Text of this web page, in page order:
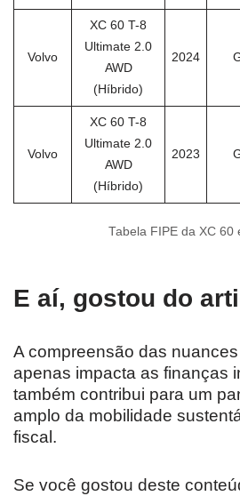
Volvo
XC 60 T-8
Ultimate 2.0
AWD
(Híbrido)
2024
Volvo
XC 60 T-8
Ultimate 2.0
AWD
(Híbrido)
2023
Tabela FIPE da XC 60
E aí, gostou do
A compreensão das
apenas impacta as finanças
também contribui para um
amplo da mobilidade
fiscal.
Se você gostou deste